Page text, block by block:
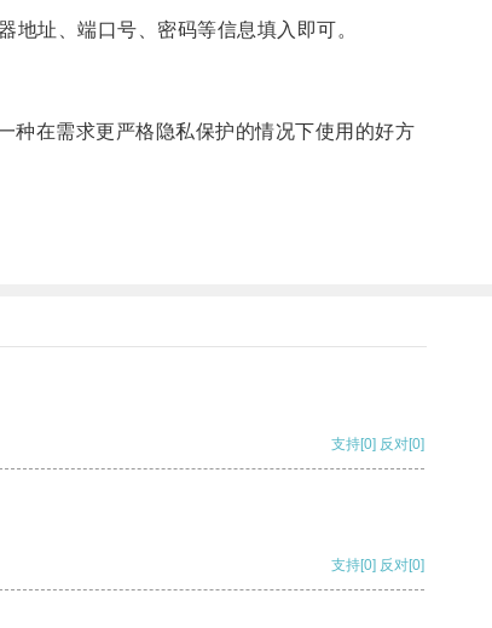
址、端口号、密码等信息填入即可。
在需求更严格隐私保护的情况下使用的好方
支持[0] 反对[0]
支持[0] 反对[0]